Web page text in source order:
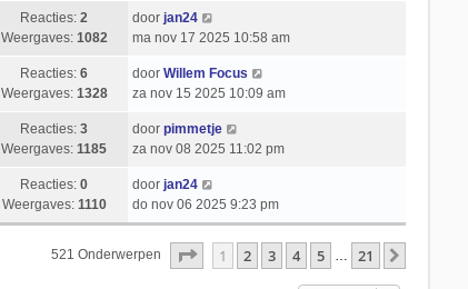
Reacties:2
Weergaves: 1082
door jan24
ma nov 17 2025 10:58 am
Reacties:6
Weergaves: 1328
door Willem Focus
za nov 15 2025 10:09 am
Reacties:3
Weergaves:1185
door pimmetje
za nov 08 2025 11:02 pm
Reacties:0
Weergaves: 1110
door jan24
do nov 06 2025 9:23 pm
521 Onderwerpen Pagina1 Van 21
1 2 3 4 5 … 21